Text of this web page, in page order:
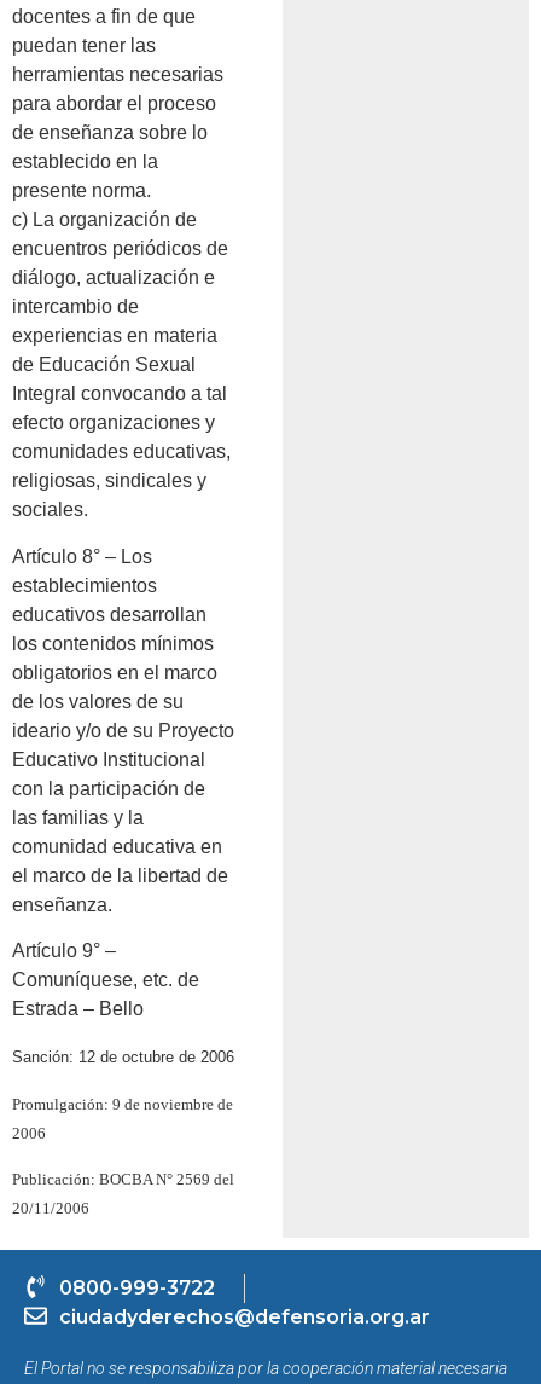
docentes a fin de que
puedan tener las
herramientas necesarias
para abordar el proceso
de enseñanza sobre lo
establecido en la
presente norma.
c) La organización de
encuentros periódicos de
diálogo, actualización e
intercambio de
experiencias en materia
de Educación Sexual
Integral convocando a tal
efecto organizaciones y
comunidades educativas,
religiosas, sindicales y
sociales.
Artículo 8° – Los
establecimientos
educativos desarrollan
los contenidos mínimos
obligatorios en el marco
de los valores de su
ideario y/o de su Proyecto
Educativo Institucional
con la participación de
las familias y la
comunidad educativa en
el marco de la libertad de
enseñanza.
Artículo 9° –
Comuníquese, etc. de
Estrada – Bello
Sanción: 12 de octubre de 2006
Promulgación: 9 de noviembre de
2006
Publicación: BOCBA N° 2569 del
20/11/2006
0800-999-3722
ciudadyderechos@defensoria.org.ar
El Portal no se responsabiliza por la cooperación material necesaria